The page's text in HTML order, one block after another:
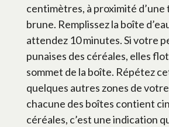
centimètres, à proximité d’une
brune. Remplissez la boîte
attendez 10 minutes. Si votre
punaises des céréales, elles
sommet de la boîte. Répétez
quelques autres zones de
chacune des boîtes contient
céréales, c’est une indication